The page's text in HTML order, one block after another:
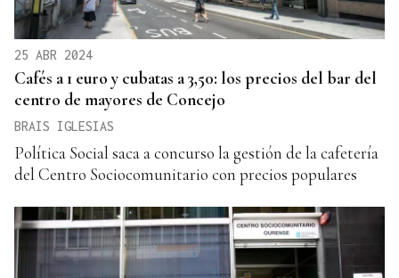
25 ABR 2024
Cafés a 1 euro y cubatas a 3,50: los precios del bar del
centro de mayores de Concejo
BRAIS IGLESIAS
Política Social saca a concurso la gestión de la cafetería
del Centro Sociocomunitario con precios populares